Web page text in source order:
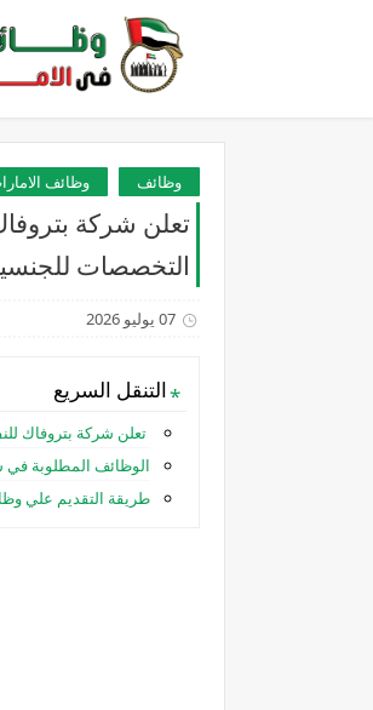
وظائف وظائف
تعلن شركة
التخصصات
07 يوليو 2026
التنقل السريع
تعلن شركة بتروفاك
الوظائف المطلوبة في
طريقة التقديم علي